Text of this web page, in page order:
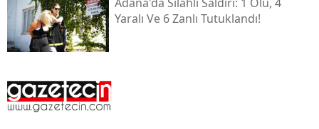
Yaralı Ve 6 Zanlı Tutuklandı!